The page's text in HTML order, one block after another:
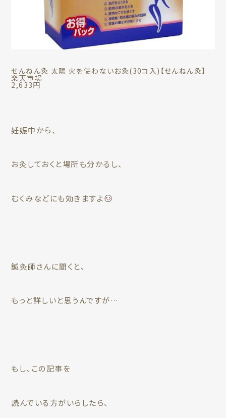
せんねん灸 太陽 火を使わないお灸(30コ入)【せんねん灸】
楽天市場
2,633円
妊娠中から、
お灸しておくと場所も分かるし、
むくみなどにも効きますよ
鍼灸師さんに聞くと、
もっと詳しいと思うんですが…
もし、この記事を
読んでいる方がいらしたら、